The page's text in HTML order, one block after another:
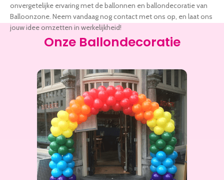
onvergetelijke ervaring met de ballonnen en ballondecoratie van
Balloonzone. Neem vandaag nog contact met ons op, en laat ons
jouw idee omzetten in werkelijkheid!
Onze Ballondecoratie